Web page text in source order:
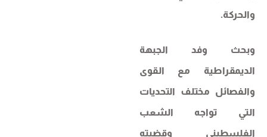
والحركة.
وبحث وفد الجبهة
الديمقراطية مع القوى
والفصائل مختلف التحديات
التي تواجه الشعب
الفلسطيني وقضيته